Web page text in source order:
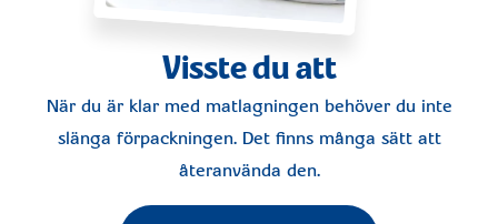
Visste du att
När du är klar med matlagningen behöver du inte
slänga förpackningen. Det finns många sätt att
återanvända den.